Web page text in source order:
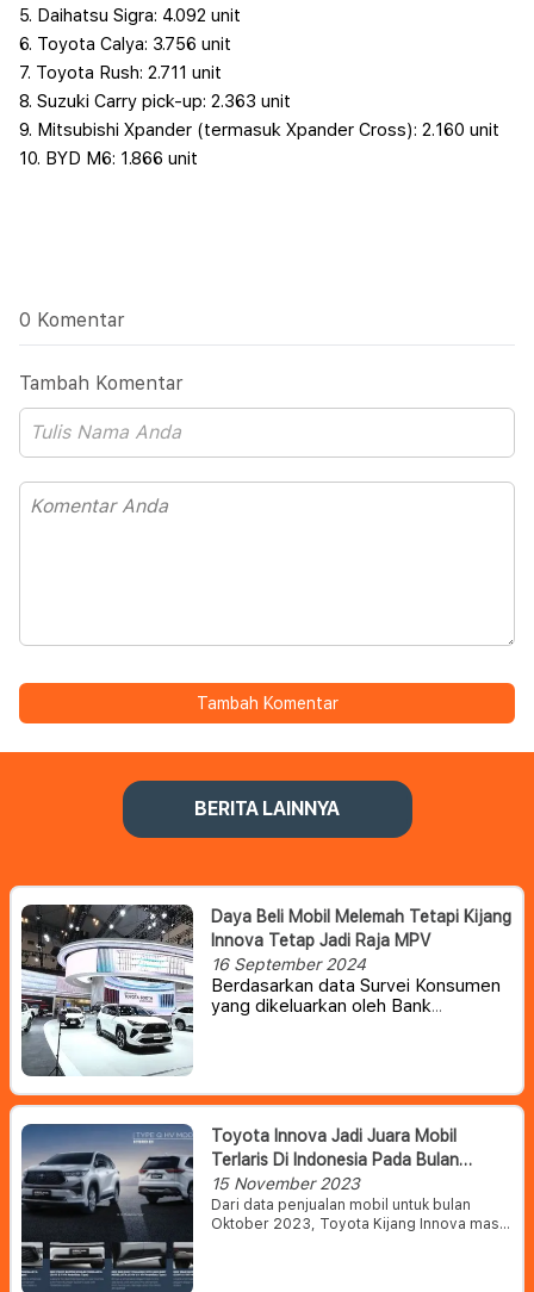
5. Daihatsu Sigra: 4.092 unit
6. Toyota Calya: 3.756 unit
7. Toyota Rush: 2.711 unit
8. Suzuki Carry pick-up: 2.363 unit
9. Mitsubishi Xpander (termasuk Xpander Cross): 2.160 unit
10. BYD M6: 1.866 unit
0 Komentar
Tambah Komentar
Tambah Komentar
BERITA LAINNYA
Daya Beli Mobil Melemah Tetapi Kijang
Innova Tetap Jadi Raja MPV
16 September 2024
Berdasarkan data Survei Konsumen
yang dikeluarkan oleh Bank
otomotif.
Toyota Innova Jadi Juara Mobil
Terlaris Di Indonesia Pada Bulan
Oktober 2023
15 November 2023
Dari data penjualan mobil untuk bulan
Oktober 2023, Toyota Kijang Innova masih